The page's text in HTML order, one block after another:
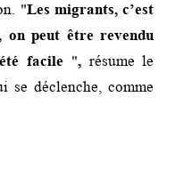
Les migrants, c’est
on peut être revendu
facile
​,résume le
se déclenche, comme